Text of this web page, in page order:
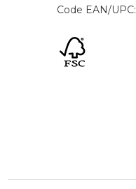
Code EAN/UPC: